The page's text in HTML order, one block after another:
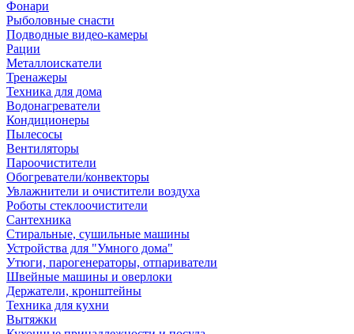
Фонари
Рыболовные снасти
Подводные видео-камеры
Рации
Металлоискатели
Тренажеры
Техника для дома
Водонагреватели
Кондиционеры
Пылесосы
Вентиляторы
Пароочистители
Обогреватели/конвекторы
Увлажнители и очистители воздуха
Роботы стеклоочистители
Сантехника
Стиральные, сушильные машины
Устройства для "Умного дома"
Утюги, парогенераторы, отпариватели
Швейные машины и оверлоки
Держатели, кронштейны
Техника для кухни
Вытяжки